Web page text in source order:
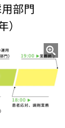
部門